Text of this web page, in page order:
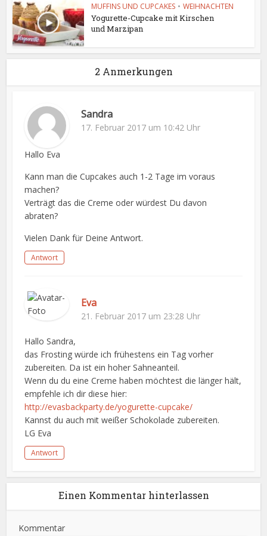
MUFFINS UND CUPCAKES • WEIHNACHTEN
Yogurette-Cupcake mit Kirschen
und Marzipan
2 Anmerkungen
Sandra
17. Februar 2017 um 10:42 Uhr
Hallo Eva
Kann man die Cupcakes auch 1-2 Tage im voraus
machen?
Verträgt das die Creme oder würdest Du davon
abraten?
Vielen Dank für Deine Antwort.
Antwort
Eva
21. Februar 2017 um 23:28 Uhr
Hallo Sandra,
das Frosting würde ich frühestens ein Tag vorher
zubereiten. Da ist ein hoher Sahneanteil.
Wenn du du eine Creme haben möchtest die länger hält,
empfehle ich dir diese hier:
http://evasbackparty.de/yogurette-cupcake/
Kannst du auch mit weißer Schokolade zubereiten.
LG Eva
Antwort
Einen Kommentar hinterlassen
Kommentar